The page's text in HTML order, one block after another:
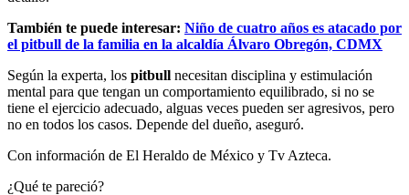
También te puede interesar: Niño de cuatro años es atacado por
el pitbull de la familia en la alcaldía Álvaro Obregón, CDMX
Según la experta, los pitbull necesitan disciplina y estimulación
mental para que tengan un comportamiento equilibrado, si no se
tiene el ejercicio adecuado, alguas veces pueden ser agresivos, pero
no en todos los casos. Depende del dueño, aseguró.
Con información de El Heraldo de México y Tv Azteca.
¿Qué te pareció?